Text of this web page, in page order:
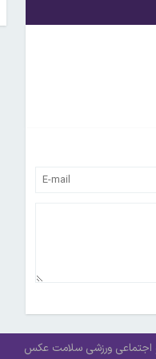
ورزشی سلامت عکس